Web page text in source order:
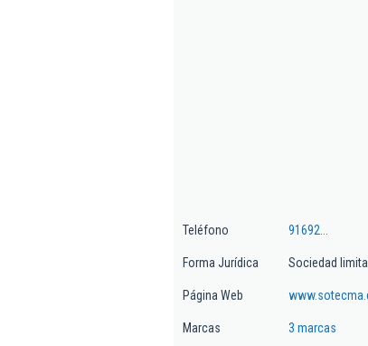
Teléfono 91692...
Forma Jurídica Sociedad
Página Web
Marcas 3 marcas